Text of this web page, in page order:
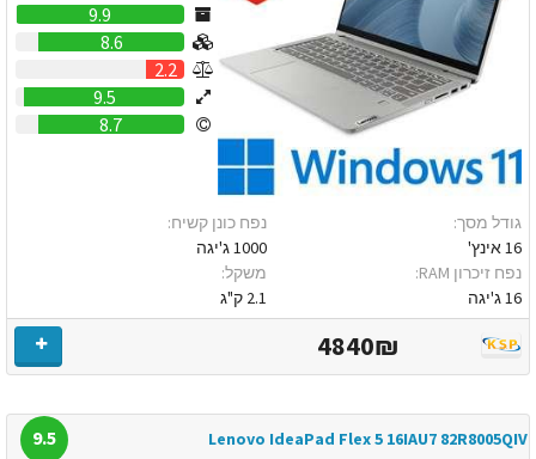
9.9
8.6
2.2
9.5
8.7
גודל מסך:
16 אינץ'
נפח זיכרון RAM:
16 ג'יגה
נפח כונן קשיח:
1000 ג'יגה
משקל:
2.1 ק"ג
4840₪
Lenovo IdeaPad Flex 5 16IAU7 82R8005QIV
9.5